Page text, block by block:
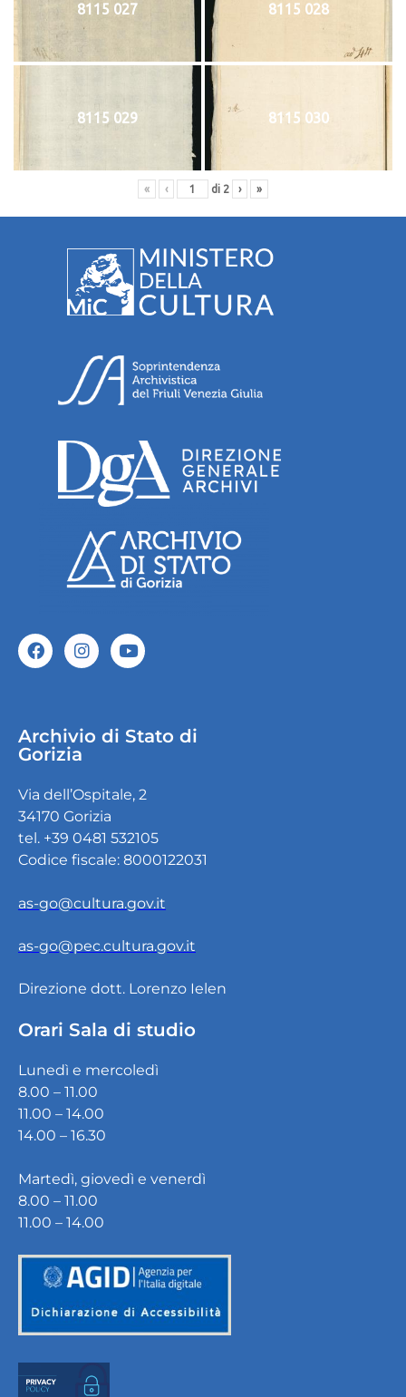
8115 027 8115 028
8115 029 8115 030
« ‹ di 2 › »
Archivio di Stato di
Gorizia
Via dell’Ospitale, 2
34170 Gorizia
tel. +39 0481 532105
Codice fiscale: 8000122031
as-go@cultura.gov.it
as-go@pec.cultura.gov.it
Direzione dott. Lorenzo Ielen
Orari Sala di studio
Lunedì e mercoledì
8.00 – 11.00
11.00 – 14.00
14.00 – 16.30
Martedì, giovedì e venerdì
8.00 – 11.00
11.00 – 14.00